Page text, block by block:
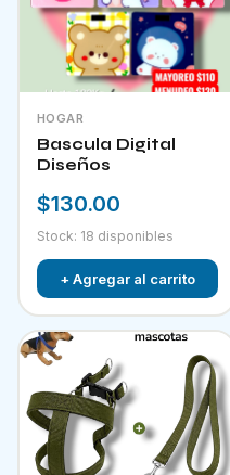
HOGAR
Bascula Digital
Diseños
$130.00
Stock: 18 disponibles
+ Agregar al carrito